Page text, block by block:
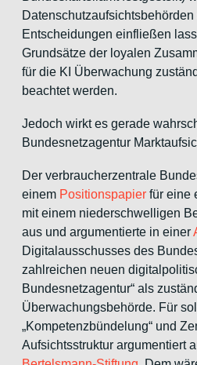
Entscheidungen einfließen
Grundsätze der loyalen
für die KI Überwachung
beachtet werden.
Jedoch wirkt es gerade
Bundesnetzagentur
Der verbraucherzentrale
einem Positionspapier für eine
mit einem niederschwelligen
aus und argumentierte in einer
Digitalausschusses des
zahlreichen neuen
Bundesnetzagentur“ als
Überwachungsbehörde. Für
„Kompetenzbündelung“ und
Aufsichtsstruktur argumentiert